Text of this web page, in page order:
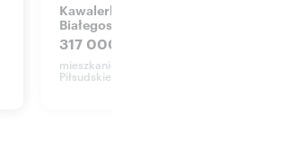
Kawalerka z balkonem w centrum
Białegostoku
317 000 zł
mieszkanie Białystok, Centrum, al. Józefa
Piłsudskiego